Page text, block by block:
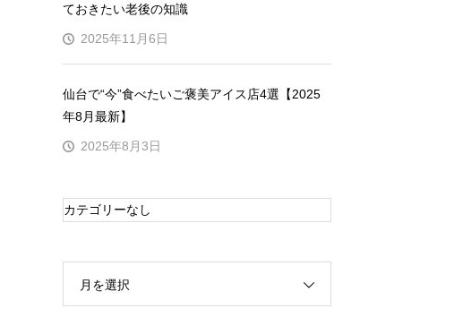
ておきたい老後の知識
2025年11月6日
仙台で“今”食べたいご褒美アイス店4選【2025
年8月最新】
2025年8月3日
カテゴリーなし
月を選択